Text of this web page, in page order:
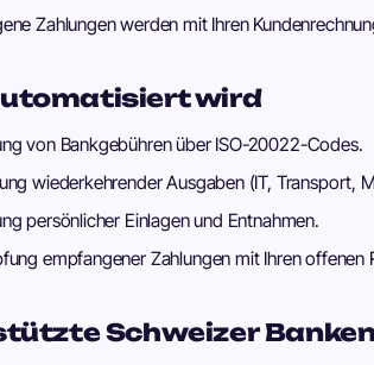
Zahlungen werden mit Ihren
wird
von Bankgebühren über ISO-20022-Codes.
wiederkehrender Ausgaben (IT, Transport,
persönlicher Einlagen und Entnahmen.
empfangener Zahlungen mit Ihren offenen
Schweizer